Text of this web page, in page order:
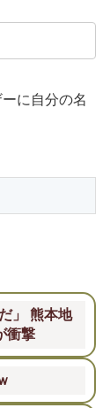
に自分の名
」 熊本地
衝撃